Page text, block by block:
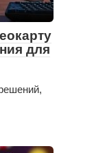
для